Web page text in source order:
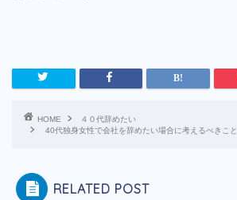
HOME
４０代辞めたい
40代独身女性で会社を辞めたい場合に考えるべきこと
RELATED POST